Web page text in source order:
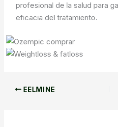
profesional de la salud para
eficacia del tratamiento.
EELMINE